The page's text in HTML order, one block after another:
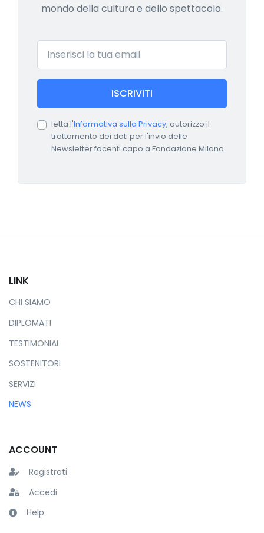
mondo della cultura e dello spettacolo.
Email
ISCRIVITI
letta l'Informativa sulla Privacy, autorizzo il
trattamento dei dati per l'invio delle
Newsletter facenti capo a Fondazione Milano.
LINK
CHI SIAMO
DIPLOMATI
TESTIMONIAL
SOSTENITORI
SERVIZI
NEWS
ACCOUNT
Registrati
Accedi
Help